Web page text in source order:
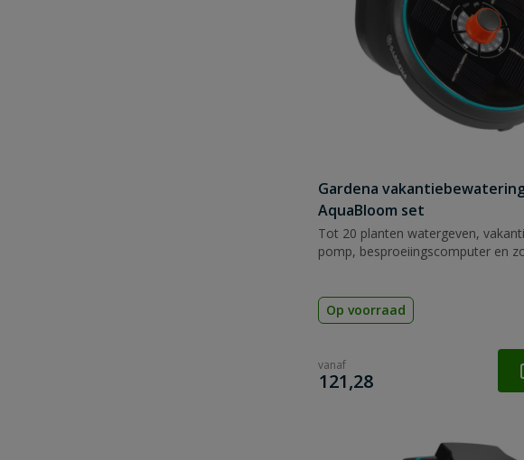
Gardena
AquaBloom set
Tot 20 planten watergeven,
pomp, besproeiingscomputer en
Op voorraad
vanaf
€
121,28